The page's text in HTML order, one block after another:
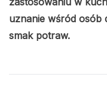
uznanie wśród osób
smak potraw.